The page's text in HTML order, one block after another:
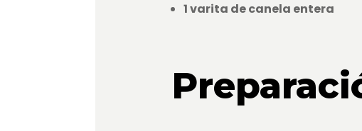
1 varita de canela entera